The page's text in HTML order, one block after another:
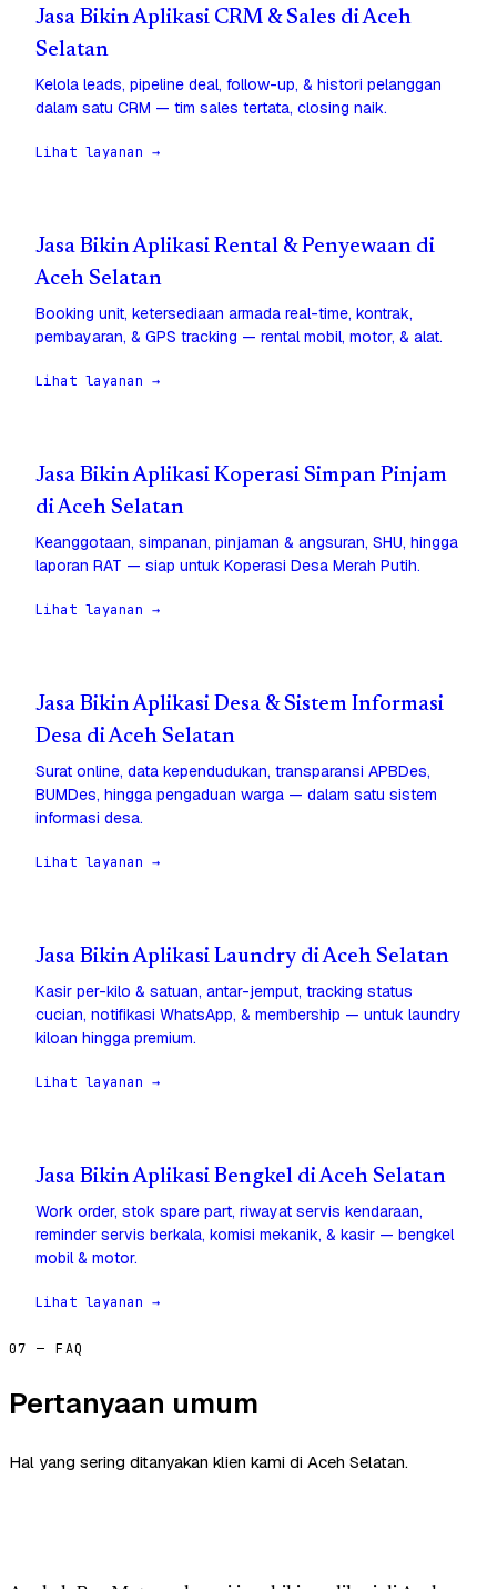
Jasa Bikin Aplikasi CRM & Sales di Aceh
Selatan
Kelola leads, pipeline deal, follow-up, & histori pelanggan
dalam satu CRM — tim sales tertata, closing naik.
Lihat layanan →
Jasa Bikin Aplikasi Rental & Penyewaan di
Aceh Selatan
Booking unit, ketersediaan armada real-time, kontrak,
pembayaran, & GPS tracking — rental mobil, motor, & alat.
Lihat layanan →
Jasa Bikin Aplikasi Koperasi Simpan Pinjam
di Aceh Selatan
Keanggotaan, simpanan, pinjaman & angsuran, SHU, hingga
laporan RAT — siap untuk Koperasi Desa Merah Putih.
Lihat layanan →
Jasa Bikin Aplikasi Desa & Sistem Informasi
Desa di Aceh Selatan
Surat online, data kependudukan, transparansi APBDes,
BUMDes, hingga pengaduan warga — dalam satu sistem
informasi desa.
Lihat layanan →
Jasa Bikin Aplikasi Laundry di Aceh Selatan
Kasir per-kilo & satuan, antar-jemput, tracking status
cucian, notifikasi WhatsApp, & membership — untuk laundry
kiloan hingga premium.
Lihat layanan →
Jasa Bikin Aplikasi Bengkel di Aceh Selatan
Work order, stok spare part, riwayat servis kendaraan,
reminder servis berkala, komisi mekanik, & kasir — bengkel
mobil & motor.
Lihat layanan →
07 — FAQ
Pertanyaan umum
Hal yang sering ditanyakan klien kami di Aceh Selatan.